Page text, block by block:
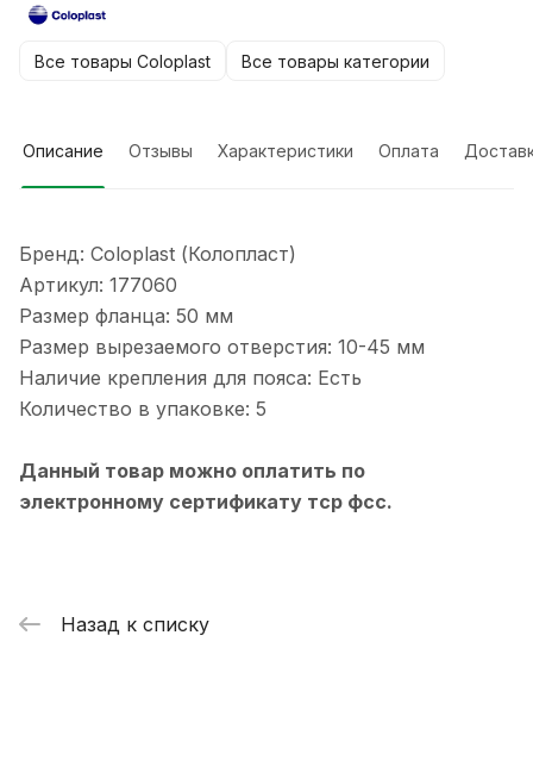
Все товары Coloplast Все товары категории
Описание Отзывы Характеристики Оплата
Бренд: Coloplast (Колопласт)
Артикул: 177060
Размер фланца: 50 мм
Размер вырезаемого отверстия: 10-45 мм
Наличие крепления для пояса: Есть
Количество в упаковке: 5
Данный товар можно оплатить по
электронному сертификату тср фсс.
Назад к списку